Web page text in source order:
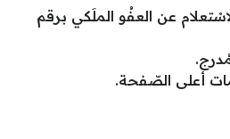
عن العفُو الملَكي برقم
أعلى الصّفحة.